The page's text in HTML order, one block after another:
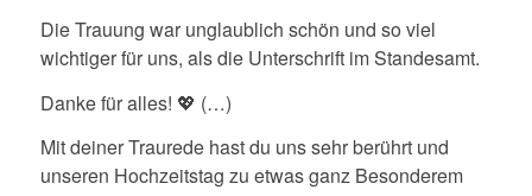
Die Trauung war unglaublich schön und so viel
wichtiger für uns, als die Unterschrift im Standesamt.
Danke für alles! 💖 (…)
Mit deiner Traurede hast du uns sehr berührt und
unseren Hochzeitstag zu etwas ganz Besonderem